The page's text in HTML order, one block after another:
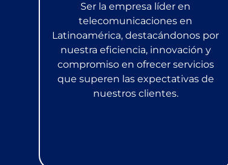
Ser la empresa líder en
telecomunicaciones en
Latinoamérica, destacándonos por
nuestra eficiencia, innovación y
compromiso en ofrecer servicios
que superen las expectativas de
nuestros clientes.